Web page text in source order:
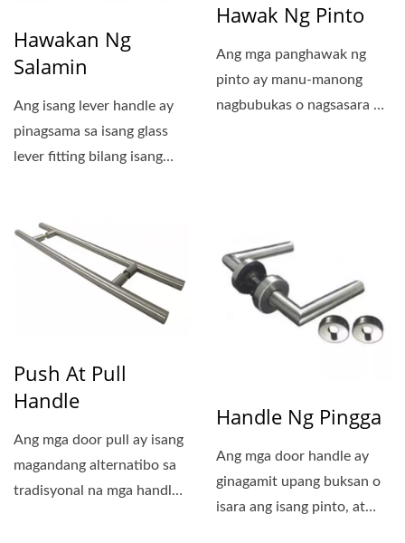
Hawakan Ng
Salamin
Ang isang lever handle ay
pinagsama sa isang glass
lever fitting bilang isang
Hawak Ng Pinto
Ang mga panghawak ng
pinto ay manu-manong
nagbubukas o nagsasara ng
Push At Pull
Handle
Ang mga door pull ay isang
magandang alternatibo sa
tradisyonal na mga handle
Handle Ng Pingga
Ang mga door handle ay
ginagamit upang buksan o
isara ang isang pinto, at